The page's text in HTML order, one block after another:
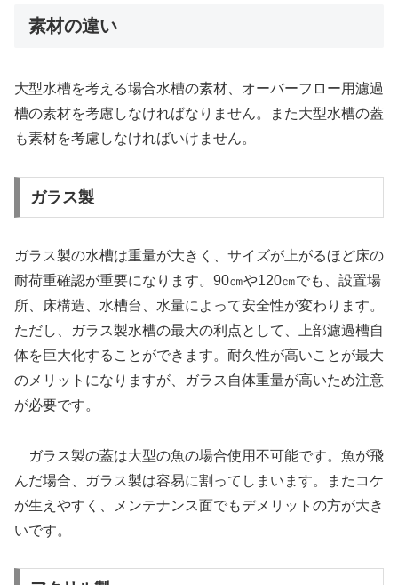
素材の違い
大型水槽を考える場合水槽の素材、オーバーフロー用濾過
槽の素材を考慮しなければなりません。また大型水槽の蓋
も素材を考慮しなければいけません。
ガラス製
ガラス製の水槽は重量が大きく、サイズが上がるほど床の
耐荷重確認が重要になります。90㎝や120㎝でも、設置場
所、床構造、水槽台、水量によって安全性が変わります。
ただし、ガラス製水槽の最大の利点として、上部濾過槽自
体を巨大化することができます。耐久性が高いことが最大
のメリットになりますが、ガラス自体重量が高いため注意
が必要です。
ガラス製の蓋は大型の魚の場合使用不可能です。魚が飛
んだ場合、ガラス製は容易に割ってしまいます。またコケ
が生えやすく、メンテナンス面でもデメリットの方が大き
いです。